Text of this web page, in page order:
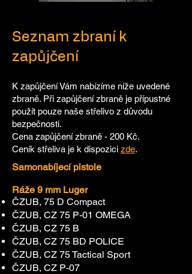
Seznam zbraní k
zapůjčení
K zapůjčení Vám nabízíme níže uvedené
zbraně. Při zapůjčení zbraně je přípustné
použít pouze naše střelivo z důvodu
bezpečnosti.
Cena zapůjčení zbraně - 200 Kč.
Ceník střeliva je k dispozici zde.
Samonabíjecí pistole
Ráže 9 mm Luger
ČZUB, 75 D Compact
ČZUB, CZ 75 P-01 OMEGA
ČZUB, CZ 75 B
ČZUB, CZ 75 BD POLICE
ČZUB, CZ 75 Tactical Sport
ČZUB, CZ P-07